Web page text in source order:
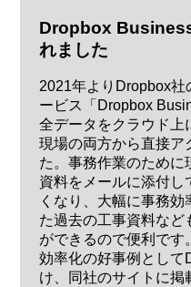
Dropbox
れました
2021年よりDropbox社
ービス「Dropbox
全データをクラウド上
現場の両方から直接ア
た。事務作業のために
資料をメールに添付し
くなり、大幅に事務効
た過去の工事資料など
ができるので便利です。
効率化の好事例として
け、同社のサイトに掲